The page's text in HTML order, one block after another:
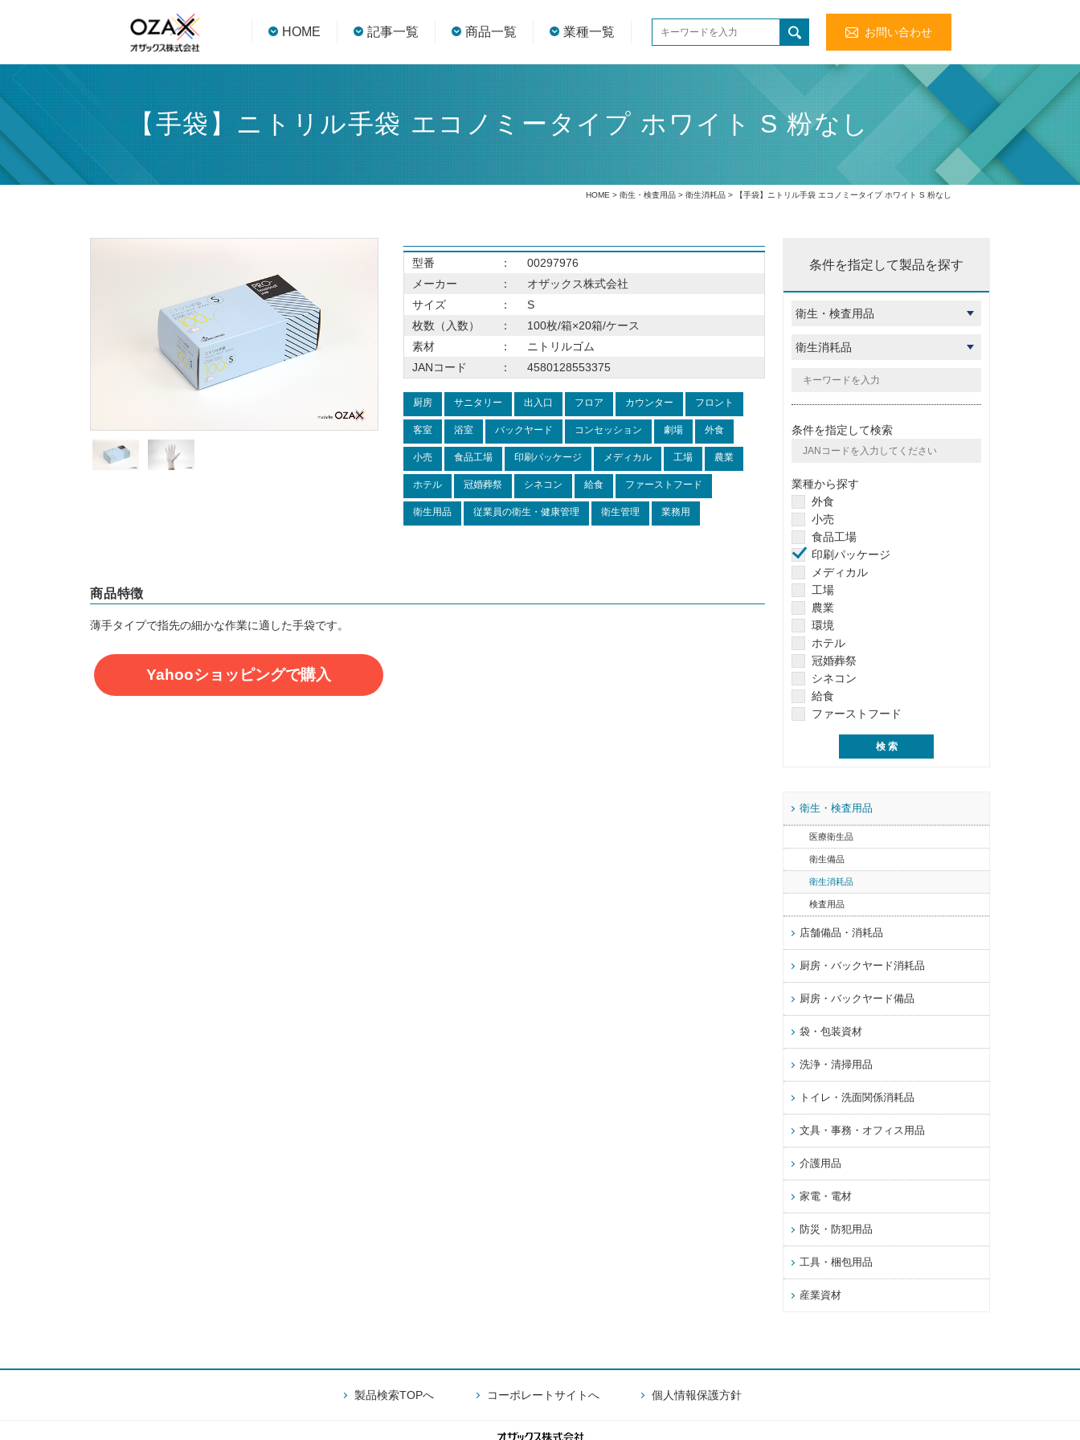
HOME 記事一覧 商品一覧 業種一覧 お問い合わせ
【手袋】ニトリル手袋 エコノミータイプ ホワイト S 粉なし
HOME > 衛生・検査用品 > 衛生消耗品 > 【手袋】ニトリル手袋 エコノミータイプ ホワイト S 粉なし
型番 ：
00297976
メーカー
：
オザックス株式会社
サイズ
：
S
枚数（入数）
：
100枚/箱×20箱/ケース
素材
：
ニトリルゴム
JANコード
： 4580128553375
厨房 サニタリー 出入口 フロア カウンター フロント
客室 浴室 バックヤード コンセッション 劇場 外食
小売 食品工場 印刷パッケージ メディカル 工場 農業
ホテル 冠婚葬祭 シネコン 給食 ファーストフード
衛生用品 従業員の衛生・健康管理 衛生管理 業務用
商品特徴
薄手タイプで指先の細かな作業に適した手袋です。
Yahooショッピングで購入
条件を指定して製品を探す
条件を指定して検索
業種から探す
外食
小売
食品工場
印刷パッケージ
メディカル
工場
農業
環境
ホテル
冠婚葬祭
シネコン
給食
ファーストフード
衛生・検査用品
医療衛生品
衛生備品
衛生消耗品
検査用品
店舗備品・消耗品
厨房・バックヤード消耗品
厨房・バックヤード備品
袋・包装資材
洗浄・清掃用品
トイレ・洗面関係消耗品
文具・事務・オフィス用品
介護用品
家電・電材
防災・防犯用品
工具・梱包用品
産業資材
製品検索TOPへ コーポレートサイトへ 個人情報保護方針